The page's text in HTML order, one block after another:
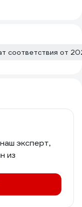
соответствия от
эксперт,
из